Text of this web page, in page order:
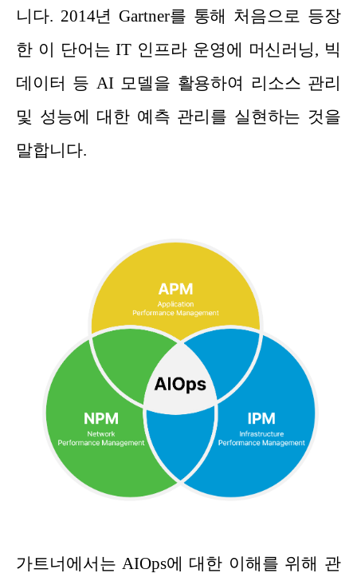
니다. 2014년 Gartner를 통해 처음으로 등장
한 이 단어는 IT 인프라 운영에 머신러닝, 빅
데이터 등 AI 모델을 활용하여 리소스 관리
및 성능에 대한 예측 관리를 실현하는 것을
말합니다.
가트너에서는 AIOps에 대한 이해를 위해 관